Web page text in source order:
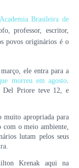
Academia Brasileira de
professor, escritor,
povos originários é o
março, ele entra para a
morreu em agosto.
Del Priore teve 12, e
muito apropriada para
com o meio ambiente,
lutam pelos seus
Krenak aqui na